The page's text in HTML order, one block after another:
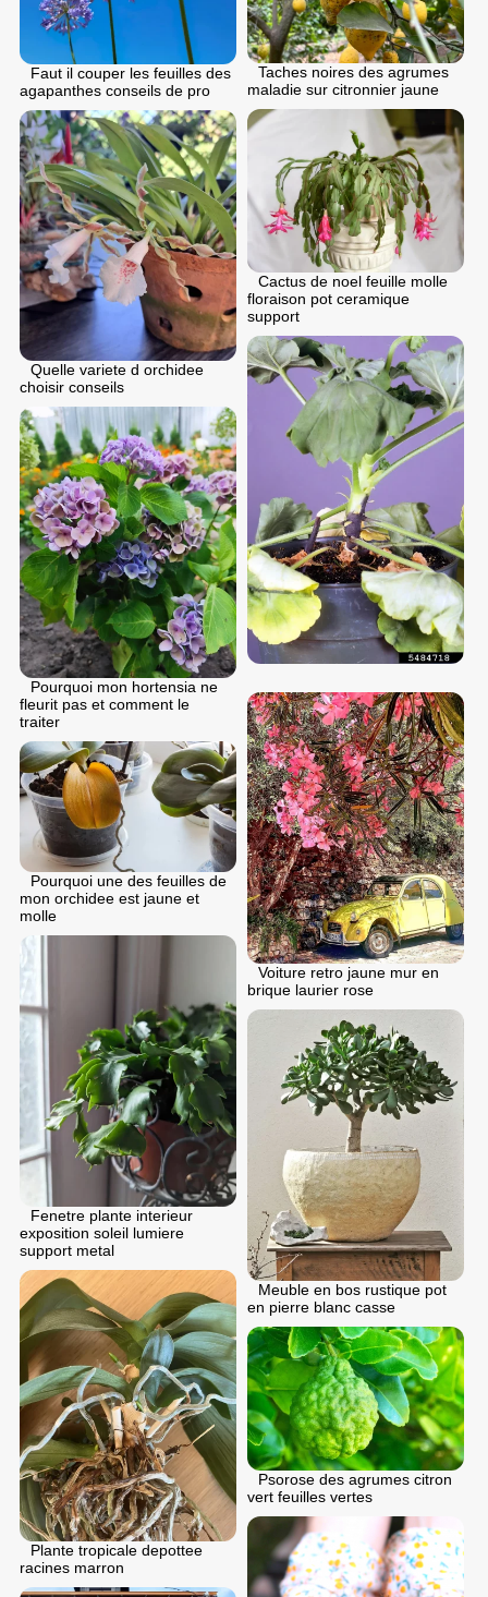
Faut il couper les feuilles des
agapanthes conseils de pro
Taches noires des agrumes
maladie sur citronnier jaune
Cactus de noel feuille molle
floraison pot ceramique
support
Quelle variete d orchidee
choisir conseils
Pourquoi mon hortensia ne
fleurit pas et comment le
traiter
Voiture retro jaune mur en
brique laurier rose
Pourquoi une des feuilles de
mon orchidee est jaune et
molle
Fenetre plante interieur
exposition soleil lumiere
support metal
Meuble en bos rustique pot
en pierre blanc casse
Plante tropicale depottee
racines marron
Psorose des agrumes citron
vert feuilles vertes